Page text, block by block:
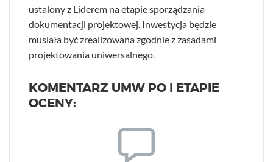
ustalony z Liderem na etapie sporządzania
dokumentacji projektowej. Inwestycja będzie
musiała być zrealizowana zgodnie z zasadami
projektowania uniwersalnego.
KOMENTARZ UMW PO I ETAPIE
OCENY: